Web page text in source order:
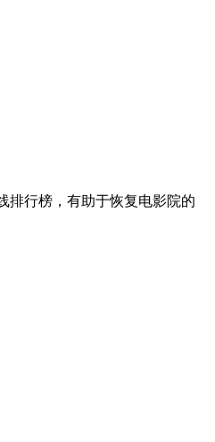
排行榜，有助于恢复电影院的